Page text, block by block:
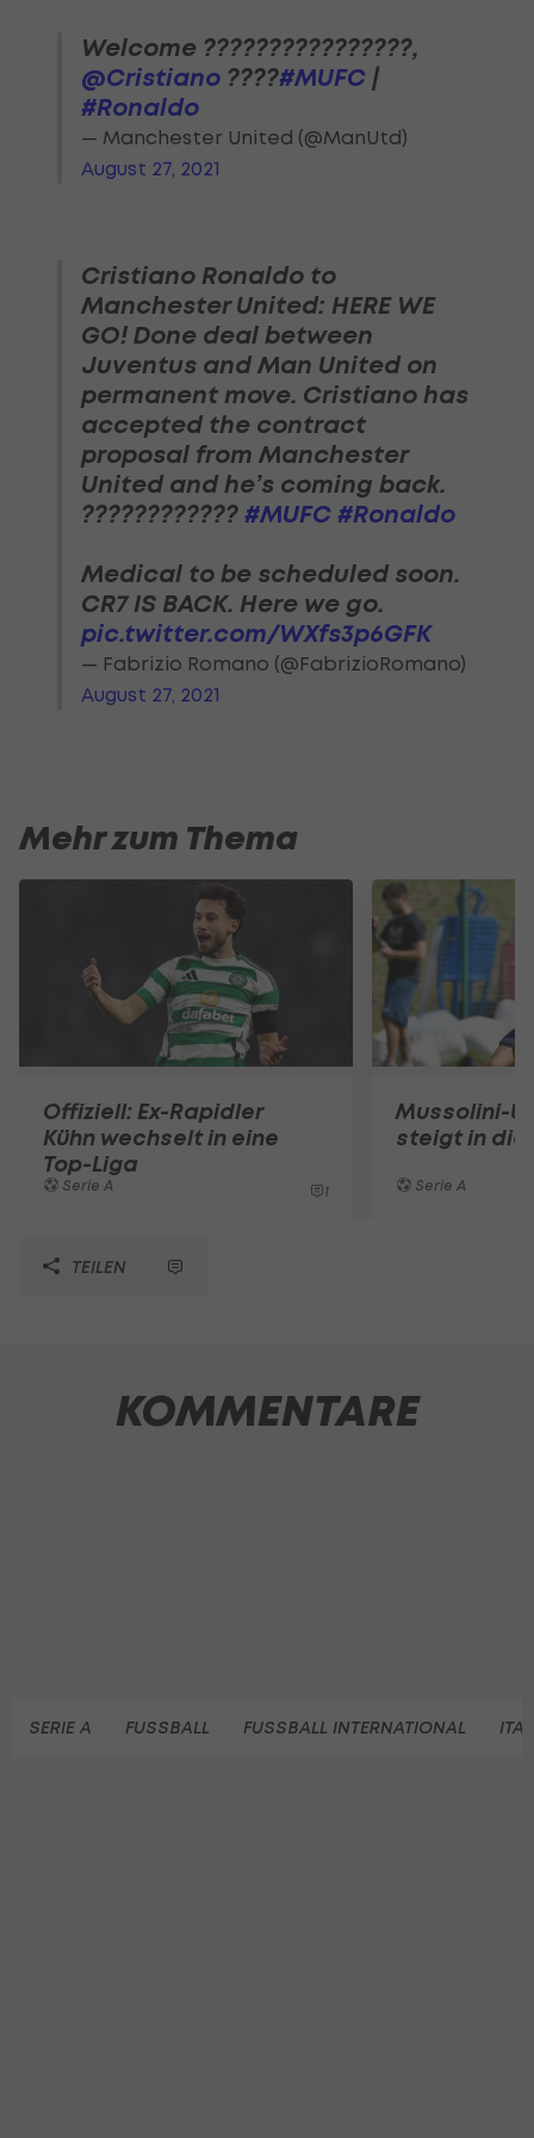
Welcome ????????????????,
@Cristiano ????#MUFC |
#Ronaldo
— Manchester United (@ManUtd)
August 27, 2021
Cristiano Ronaldo to
Manchester United: HERE WE
GO! Done deal between
Juventus and Man United on
permanent move. Cristiano has
accepted the contract
proposal from Manchester
United and he’s coming back.
???????????? #MUFC #Ronaldo
Medical to be scheduled soon.
CR7 IS BACK. Here we go.
pic.twitter.com/WXfs3p6GFK
— Fabrizio Romano (@FabrizioRomano)
August 27, 2021
Mehr zum Thema
Offiziell: Ex-Rapidler
Kühn wechselt in eine
Top-Liga
Serie A 1
Mussolini-
steigt in die
Serie A
TEILEN
KOMMENTARE
SERIE A FUSSBALL FUSSBALL INTERNATIONAL